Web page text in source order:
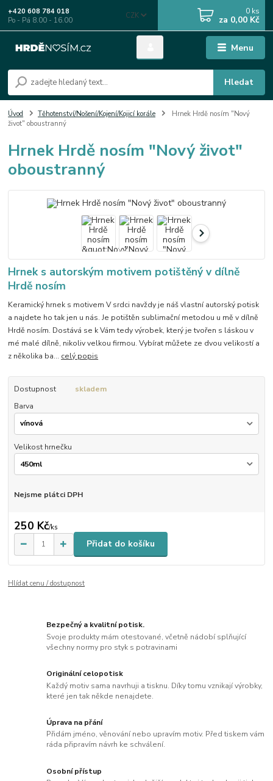
Menu
CZK
Hledat
+420 608 784 018
Po - Pá 8.00 - 16.00
0 ks
za 0,00 Kč
Úvod Těhotenství/Nošení/Kojení/Kojicí korále
Hrnek Hrdě nosím "Nový
život" oboustranný
Hrnek Hrdě nosím "Nový život"
oboustranný
Hrnek s autorským motivem potištěný v dílně
Hrdě nosím
Keramický hrnek s motivem V srdci navždy je náš vlastní autorský potisk
a najdete ho tak jen u nás. Je potištěn sublimační metodou u mě v dílně
Hrdě nosím. Dostává se k Vám tedy výrobek, který je tvořen s láskou v
mé malé dílně, nikoliv velkou firmou. Vybírat můžete ze dvou velikostí a
z několika ba... celý popis
Dostupnost
skladem
Barva
Velikost hrnečku
Nejsme plátci DPH
250 Kč/ks
Přidat do košíku
Hlídat cenu / dostupnost
Bezpečný a kvalitní potisk.
Svoje produkty mám otestované, včetně nádobí splňující
všechny normy pro styk s potravinami
Originální celopotisk
Každý motiv sama navrhuji a tisknu. Díky tomu vznikají výrobky,
které jen tak někde nenajdete.
Úprava na přání
Přidám jméno, věnování nebo upravím motiv. Před tiskem vám
ráda připravím návrh ke schválení.
Osobní přístup